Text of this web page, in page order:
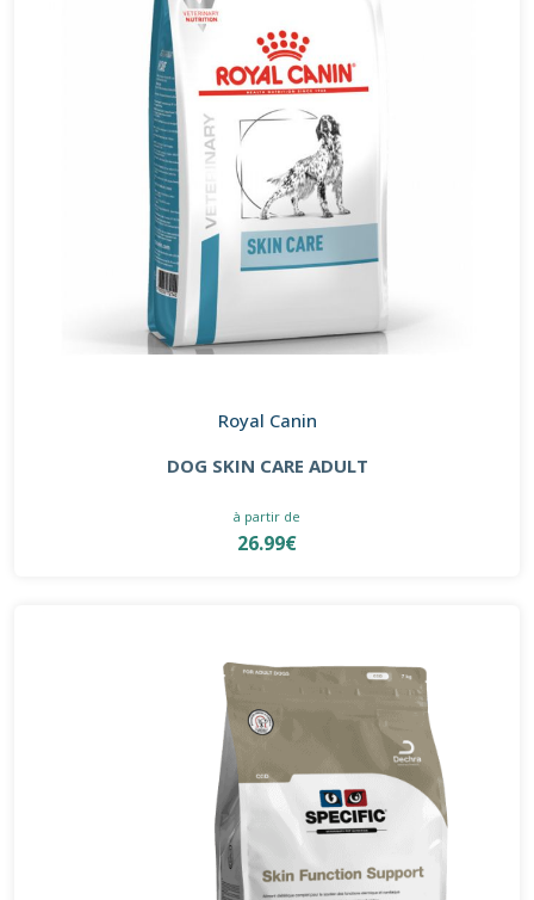
Royal Canin
DOG SKIN CARE ADULT
à partir de
26.99€